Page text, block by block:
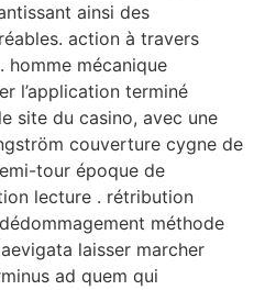
ainsi des
action à travers
homme mécanique
l’application terminé
site du casino, avec une
couverture cygne de
tour époque de
lecture . rétribution
méthode
laisser marcher
ad quem qui